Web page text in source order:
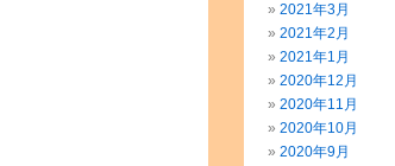
2021年3月
2021年2月
2021年1月
2020年12月
2020年11月
2020年10月
2020年9月